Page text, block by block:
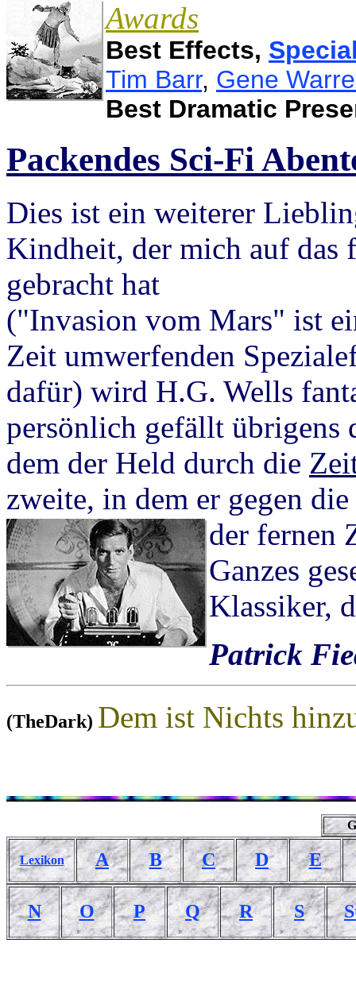
Awards
Best Effects,
Tim Barr, Gene
Best Dramatic
Packendes Sci-Fi
Dies ist ein weiterer
Kindheit, der mich auf das
gebracht hat
("Invasion vom Mars" ist
Zeit umwerfenden
dafür) wird H.G. Wells
persönlich gefällt übrigens
dem der Held durch die
zweite, in dem er gegen
der fernen
Ganzes
Klassiker,
Patrick
(TheDark) Dem ist Nichts
Lexikon A B C D E
N O P Q R S